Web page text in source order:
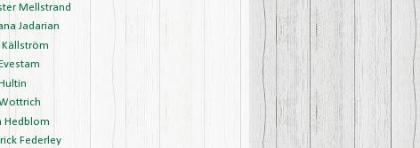
Mellstrand
Jadarian
Källström
Hedblom
Federley